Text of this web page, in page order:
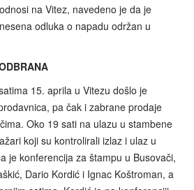
na Vitez, navedeno je da je
odluka o napadu održan u
15. aprila u Vitezu došlo je
pa čak i zabrane prodaje
Oko 19 sati na ulazu u stambene
koji su kontrolirali izlaz i ulaz u
je konferencija za štampu u Busovači,
Dario Kordić i Ignac Koštroman, a